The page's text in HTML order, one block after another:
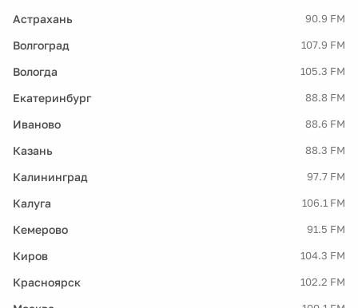
Астрахань 90.9 FM
Волгоград 107.9 FM
Вологда 105.3 FM
Екатеринбург 88.8 FM
Иваново 88.6 FM
Казань 88.3 FM
Калининград 97.7 FM
Калуга 106.1 FM
Кемерово 91.5 FM
Киров 104.3 FM
Красноярск 102.2 FM